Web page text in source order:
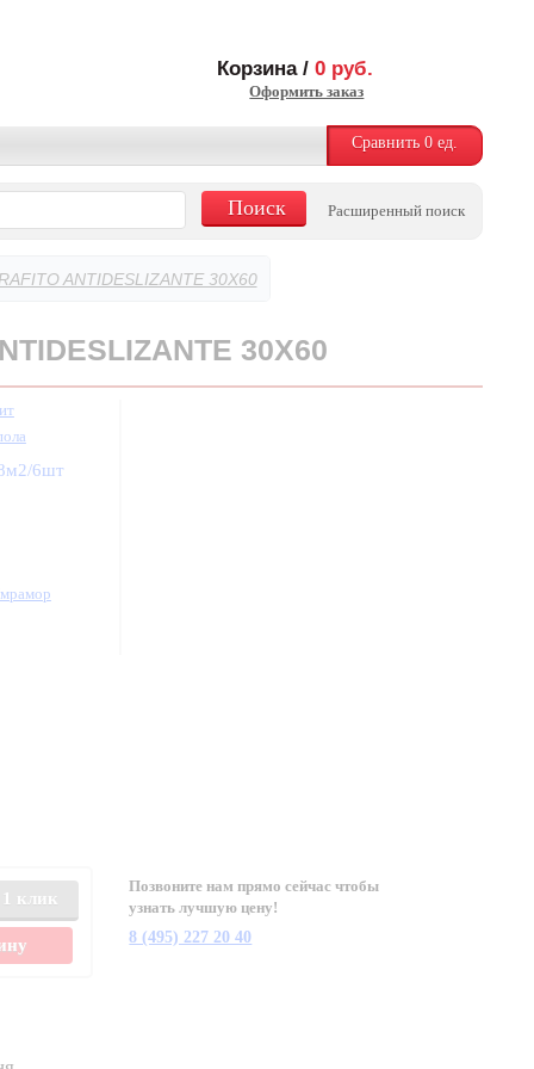
Корзина /0 руб.
Оформить заказ
Сравнить 0ед.
Расширенный поиск
ANTIDESLIZANTE 30X60
30X60
6шт
клик
Позвоните нам прямо сейчас чтобы
узнать лучшую цену!
8 (495) 227 20 40